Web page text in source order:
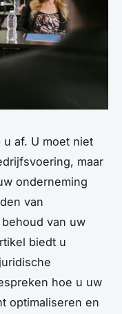
af. U moet niet
maar
onderneming
van
van uw
biedt u
hoe u uw
optimaliseren en